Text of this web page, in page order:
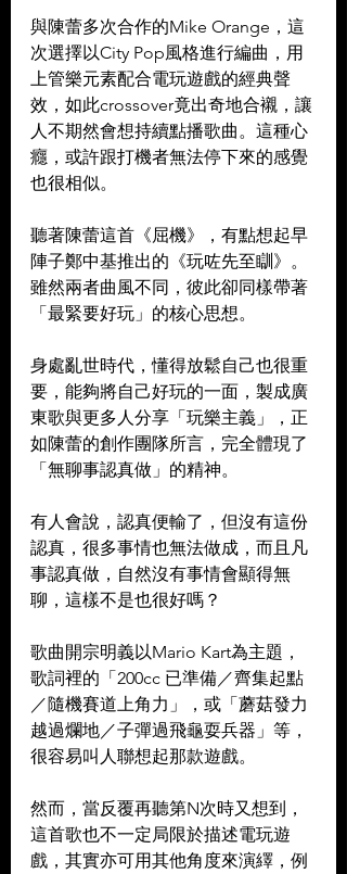
與陳蕾多次合作的Mike Orange，這
次選擇以City Pop風格進行編曲，用
上管樂元素配合電玩遊戲的經典聲
效，如此crossover竟出奇地合襯，讓
人不期然會想持續點播歌曲。這種心
癮，或許跟打機者無法停下來的感覺
也很相似。
聽著陳蕾這首《屈機》，有點想起早
陣子鄭中基推出的《玩咗先至瞓》。
雖然兩者曲風不同，彼此卻同樣帶著
「最緊要好玩」的核心思想。
身處亂世時代，懂得放鬆自己也很重
要，能夠將自己好玩的一面，製成廣
東歌與更多人分享「玩樂主義」，正
如陳蕾的創作團隊所言，完全體現了
「無聊事認真做」的精神。
有人會說，認真便輸了，但沒有這份
認真，很多事情也無法做成，而且凡
事認真做，自然沒有事情會顯得無
聊，這樣不是也很好嗎？
歌曲開宗明義以Mario Kart為主題，
歌詞裡的「200cc 已準備／齊集起點
／隨機賽道上角力」，或「蘑菇發力
越過爛地／子彈過飛龜耍兵器」等，
很容易叫人聯想起那款遊戲。
然而，當反覆再聽第N次時又想到，
這首歌也不一定局限於描述電玩遊
戲，其實亦可用其他角度來演繹，例